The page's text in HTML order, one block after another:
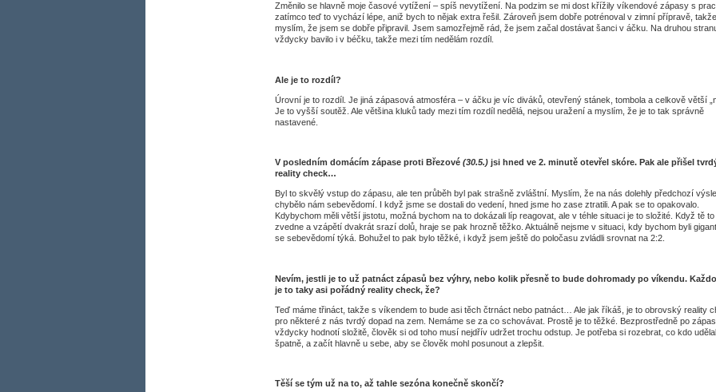
Změnilo se hlavně moje časové vytížení – spíš nevytížení. Na podzim se mi dost křížily víkendové zápasy s
zatímco teď to vychází lépe, aniž bych to nějak extra řešil. Zároveň jsem dobře potrénoval v zimní přípravě,
myslím, že jsem se dobře připravil. Jsem samozřejmě rád, že jsem začal dostávat šanci v áčku. Na druhou
vždycky bavilo i v béčku, takže mezi tím nedělám rozdíl.
Ale je to rozdíl?
Úrovní je to rozdíl. Je jiná zápasová atmosféra – v áčku je víc diváků, otevřený stánek, tombola a celkově větší
Je to vyšší soutěž. Ale většina kluků tady mezi tím rozdíl nedělá, nejsou uražení a myslím, že je to tak správně
nastavené.
V posledním domácím zápase proti Březové (30.5.) jsi hned ve 2. minutě otevřel skóre. Pak ale přišel
reality check…
Byl to skvělý vstup do zápasu, ale ten průběh byl pak strašně zvláštní. Myslím, že na nás dolehly předchozí
chybělo nám sebevědomí. I když jsme se dostali do vedení, hned jsme ho zase ztratili. A pak se to opakovalo.
Kdybychom měli větší jistotu, možná bychom na to dokázali líp reagovat, ale v téhle situaci je to složité. Když tě to
zvedne a vzápětí dvakrát srazí dolů, hraje se pak hrozně těžko. Aktuálně nejsme v situaci, kdy bychom byli
se sebevědomí týká. Bohužel to pak bylo těžké, i když jsem ještě do poločasu zvládli srovnat na 2:2.
Nevím, jestli je to už patnáct zápasů bez výhry, nebo kolik přesně to bude dohromady po víkendu.
je to taky asi pořádný reality check, že?
Teď máme třináct, takže s víkendem to bude asi těch čtrnáct nebo patnáct… Ale jak říkáš, je to obrovský reality
pro některé z nás tvrdý dopad na zem. Nemáme se za co schovávat. Prostě je to těžké. Bezprostředně po
vždycky hodnotí složitě, člověk si od toho musí nejdřív udržet trochu odstup. Je potřeba si rozebrat, co kdo udělal
špatně, a začít hlavně u sebe, aby se člověk mohl posunout a zlepšit.
Těší se tým už na to, až tahle sezóna konečně skončí?